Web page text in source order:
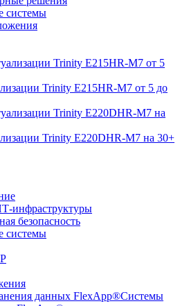
системы
Trinity E215HR-M7 от 5 до
Trinity E220DHR-M7 на 30+
инфраструктуры
безопасность
системы
Системы